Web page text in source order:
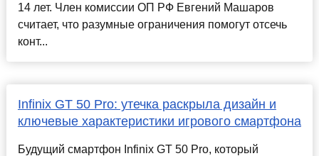
14 лет. Член комиссии ОП РФ Евгений Машаров
считает, что разумные ограничения помогут отсечь
конт...
Infinix GT 50 Pro: утечка раскрыла дизайн и
ключевые характеристики игрового смартфона
Будущий смартфон Infinix GT 50 Pro, который